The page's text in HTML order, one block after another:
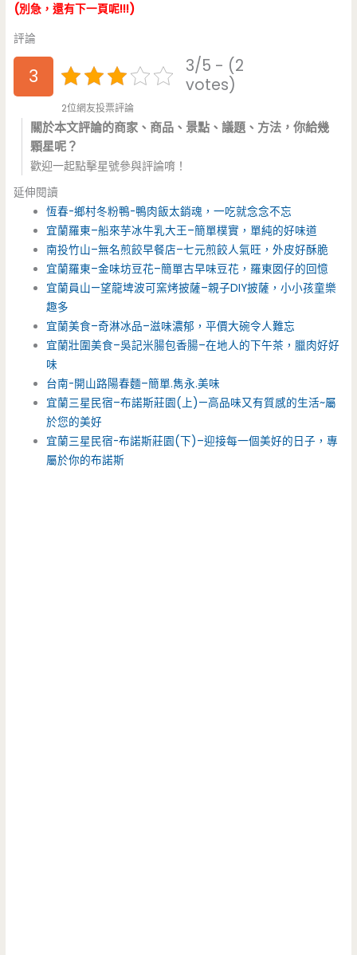
(別急，還有下一頁呢!!!)
評論
3
3/5 - (2
votes)
2位網友投票評論
關於本文評論的商家、商品、景點、議題、方法，你給幾
顆星呢？
歡迎一起點擊星號參與評論唷！
延伸閱讀
恆春-鄉村冬粉鴨-鴨肉飯太銷魂，一吃就念念不忘
宜蘭羅東–船來芋冰牛乳大王–簡單樸實，單純的好味道
南投竹山–無名煎餃早餐店–七元煎餃人氣旺，外皮好酥脆
宜蘭羅東–金味坊豆花–簡單古早味豆花，羅東囡仔的回憶
宜蘭員山—望龍埤波可窯烤披薩–親子DIY披薩，小小孩童樂
趣多
宜蘭美食–奇淋冰品–滋味濃郁，平價大碗令人難忘
宜蘭壯圍美食–吳記米腸包香腸–在地人的下午茶，臘肉好好
味
台南-開山路陽春麵–簡單.雋永.美味
宜蘭三星民宿–布諾斯莊園(上)—高品味又有質感的生活~屬
於您的美好
宜蘭三星民宿-布諾斯莊園(下)–迎接每一個美好的日子，專
屬於你的布諾斯